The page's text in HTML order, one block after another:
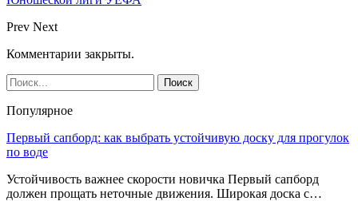
Prev Next
Комментарии закрыты.
Популярное
Первый сапборд: как выбрать устойчивую доску для прогулок
по воде
Устойчивость важнее скорости новичка Первый сапборд
должен прощать неточные движения. Широкая доска с…